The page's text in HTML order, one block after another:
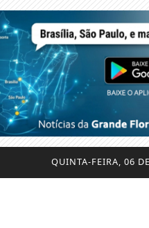
QUINTA-FEIRA, 06